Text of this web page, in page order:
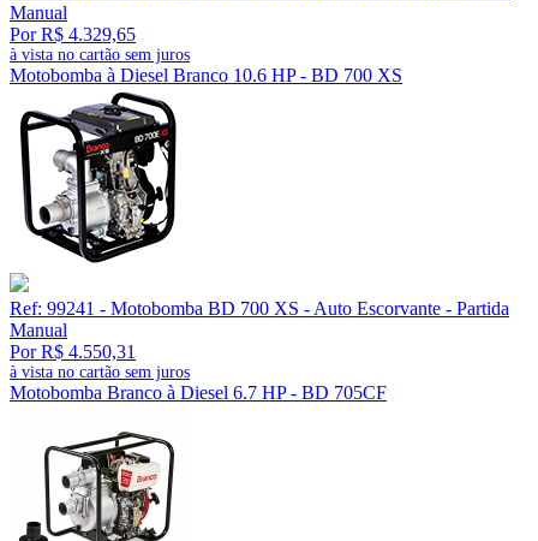
Manual
Por R$ 4.329,65
à vista no cartão sem juros
Motobomba à Diesel Branco 10.6 HP - BD 700 XS
Ref: 99241 - Motobomba BD 700 XS - Auto Escorvante - Partida
Manual
Por R$ 4.550,31
à vista no cartão sem juros
Motobomba Branco à Diesel 6.7 HP - BD 705CF